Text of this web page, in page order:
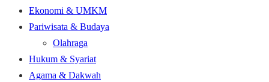
Ekonomi & UMKM
Pariwisata & Budaya
Olahraga
Hukum & Syariat
Agama & Dakwah